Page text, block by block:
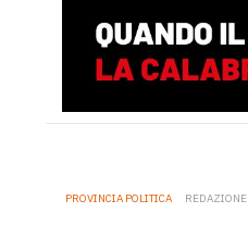
PROVINCIA POLITICA REDAZIONE